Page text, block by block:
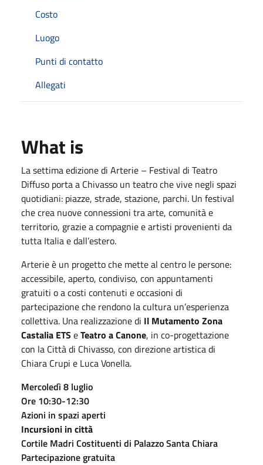
Costo
Luogo
Punti di contatto
Allegati
What is
La settima edizione di Arterie – Festival di Teatro
Diffuso porta a Chivasso un teatro che vive negli spazi
quotidiani: piazze, strade, stazione, parchi. Un festival
che crea nuove connessioni tra arte, comunità e
territorio, grazie a compagnie e artisti provenienti da
tutta Italia e dall’estero.
Arterie è un progetto che mette al centro le persone:
accessibile, aperto, condiviso, con appuntamenti
gratuiti o a costi contenuti e occasioni di
partecipazione che rendono la cultura un’esperienza
collettiva. Una realizzazione di Il Mutamento Zona
Castalia ETS eTeatro a Canone, in co-progettazione
con la Città di Chivasso, con direzione artistica di
Chiara Crupi e Luca Vonella.
Mercoledì 8 luglio
Ore 10:30-12:30
Azioni in spazi aperti
Incursioni in città
Cortile Madri Costituenti di Palazzo Santa Chiara
Partecipazione gratuita